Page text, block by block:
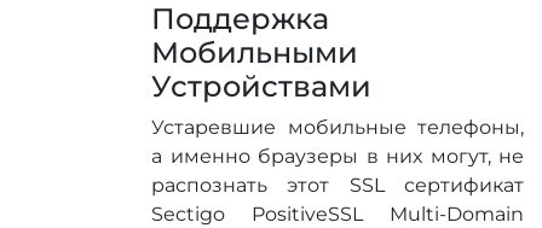
Поддержка
Мобильными
Устройствами
Устаревшие мобильные телефоны,
а именно браузеры в них могут, не
распознать этот SSL сертификат
Sectigo PositiveSSL Multi-Domain